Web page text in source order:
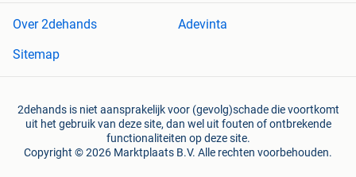
Over 2dehands
Adevinta
Sitemap
2dehands is niet aansprakelijk voor (gevolg)schade die voortkomt
uit het gebruik van deze site, dan wel uit fouten of ontbrekende
functionaliteiten op deze site.
Copyright © 2026 Marktplaats B.V. Alle rechten voorbehouden.